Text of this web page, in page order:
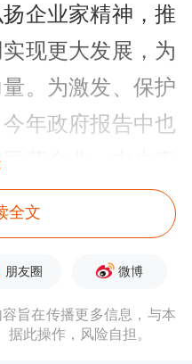
企业家精神，推
现更大发展，为
。为激发、保护
年政府报告中也
营企业。中央表
企业家谱写新的
家大力弘扬优秀
再出发”，并高
的“四千”精神，
广泛讨论。
全文
朋友圈 微博
旨在传播更多信息，与本
此操作，风险自担。